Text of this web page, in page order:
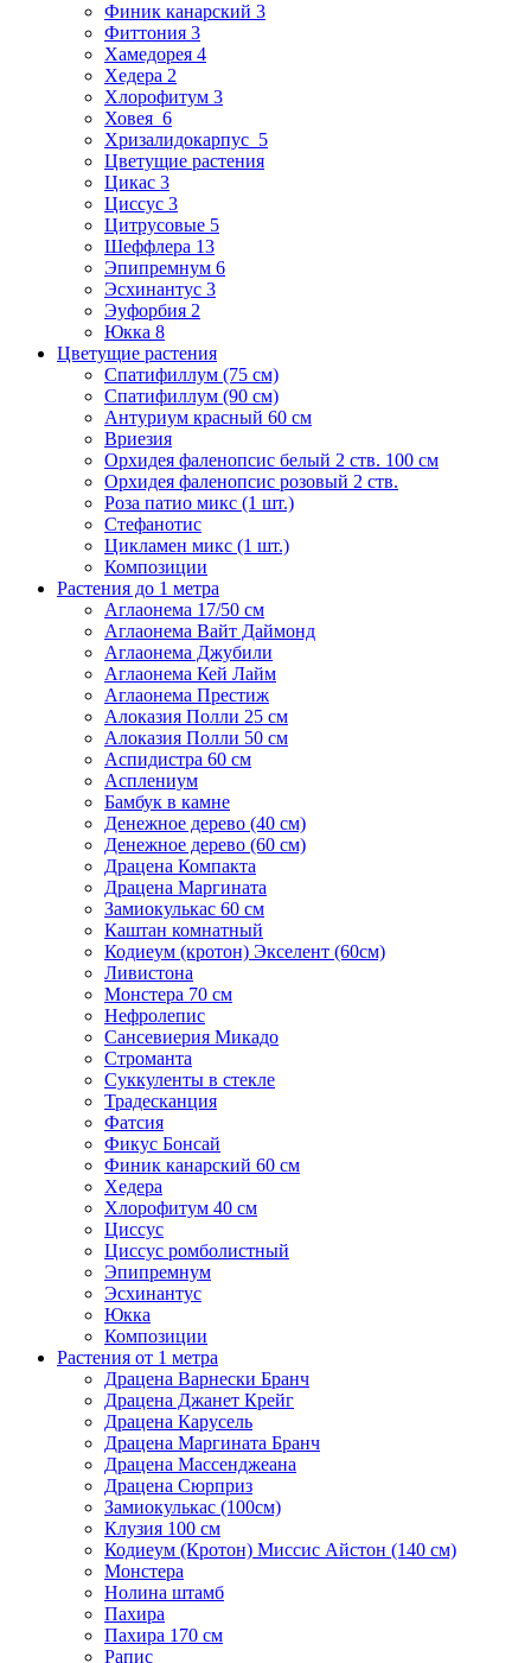
Финик канарский 3
Фиттония 3
Хамедорея 4
Хедера 2
Хлорофитум 3
Ховея 6
Хризалидокарпус 5
Цветущие растения
Цикас 3
Циссус 3
Цитрусовые 5
Шеффлера 13
Эпипремнум 6
Эсхинантус 3
Эуфорбия 2
Юкка 8
Цветущие растения
Спатифиллум (75 см)
Спатифиллум (90 cм)
Антуриум красный 60 см
Вриезия
Орхидея фаленопсис белый 2 ств. 100 см
Орхидея фаленопсис розовый 2 ств.
Роза патио микс (1 шт.)
Стефанотис
Цикламен микс (1 шт.)
Композиции
Растения до 1 метра
Аглаонема 17/50 см
Аглаонема Вайт Даймонд
Аглаонема Джубили
Аглаонема Кей Лайм
Аглаонема Престиж
Алоказия Полли 25 см
Алоказия Полли 50 см
Аспидистра 60 см
Асплениум
Бамбук в камне
Денежное дерево (40 cм)
Денежное дерево (60 см)
Драцена Компакта
Драцена Маргината
Замиокулькас 60 см
Каштан комнатный
Кодиеум (кротон) Экселент (60см)
Ливистона
Монстера 70 см
Нефролепис
Сансевиерия Микадо
Строманта
Суккуленты в стекле
Традесканция
Фатсия
Фикус Бонсай
Финик канарский 60 см
Хедера
Хлорофитум 40 см
Циссус
Циссус ромболистный
Эпипремнум
Эсхинантус
Юкка
Композиции
Растения от 1 метра
Драцена Варнески Бранч
Драцена Джанет Крейг
Драцена Карусель
Драцена Маргината Бранч
Драцена Массенджеана
Драцена Сюрприз
Замиокулькас (100см)
Клузия 100 см
Кодиеум (Кротон) Миссис Айстон (140 см)
Монстера
Нолина штамб
Пахира
Пахира 170 см
Рапис